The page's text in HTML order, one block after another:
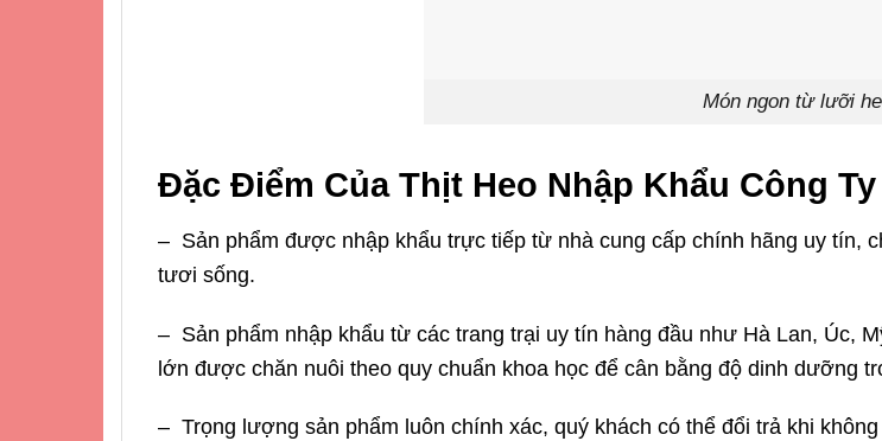
Món ngon từ lưỡi
Đặc Điểm Của Thịt Heo Nhập Khẩu Công
– Sản phẩm được nhập khẩu trực tiếp từ nhà cung cấp chính hãng uy tín,
tươi sống.
– Sản phẩm nhập khẩu từ các trang trại uy tín hàng đầu như Hà Lan, Úc,
lớn được chăn nuôi theo quy chuẩn khoa học để cân bằng độ dinh dưỡng
– Trọng lượng sản phẩm luôn chính xác, quý khách có thể đổi trả khi